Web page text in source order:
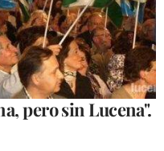
pero sin Lucena".